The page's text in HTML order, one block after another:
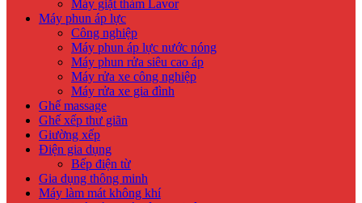
Máy giặt thảm Lavor
Máy phun áp lực
Công nghiệp
Máy phun áp lực nước nóng
Máy phun rửa siêu cao áp
Máy rửa xe công nghiệp
Máy rửa xe gia đình
Ghế massage
Ghế xếp thư giãn
Giường xếp
Điện gia dụng
Bếp điện từ
Gia dụng thông minh
Máy làm mát không khí